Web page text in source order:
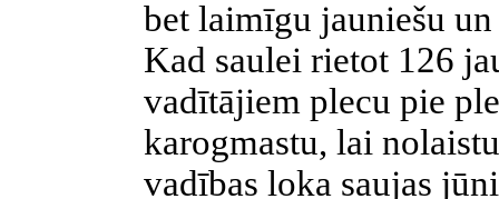
bet laimīgu jauniešu
Kad saulei rietot 126
vadītājiem plecu pie
karogmastu, lai
vadības loka saujas